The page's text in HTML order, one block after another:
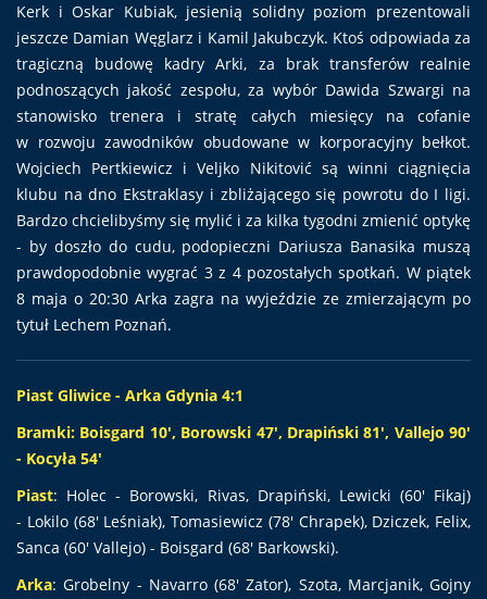
Kerk i Oskar Kubiak, jesienią solidny poziom prezentowali
jeszcze Damian Węglarz i Kamil Jakubczyk. Ktoś odpowiada za
tragiczną budowę kadry Arki, za brak transferów realnie
podnoszących jakość zespołu, za wybór Dawida Szwargi na
stanowisko trenera i stratę całych miesięcy na cofanie
w rozwoju zawodników obudowane w korporacyjny bełkot.
Wojciech Pertkiewicz i Veljko Nikitović są winni ciągnięcia
klubu na dno Ekstraklasy i zbliżającego się powrotu do I ligi.
Bardzo chcielibyśmy się mylić i za kilka tygodni zmienić optykę
- by doszło do cudu, podopieczni Dariusza Banasika muszą
prawdopodobnie wygrać 3 z 4 pozostałych spotkań. W piątek
8 maja o 20:30 Arka zagra na wyjeździe ze zmierzającym po
tytuł Lechem Poznań.
Piast Gliwice - Arka Gdynia 4:1
Bramki: Boisgard 10', Borowski 47', Drapiński 81', Vallejo 90'
- Kocyła 54'
Piast: Holec - Borowski, Rivas, Drapiński, Lewicki (60' Fikaj)
- Lokilo (68' Leśniak), Tomasiewicz (78' Chrapek), Dziczek, Felix,
Sanca (60' Vallejo) - Boisgard (68' Barkowski).
Arka: Grobelny - Navarro (68' Zator), Szota, Marcjanik, Gojny